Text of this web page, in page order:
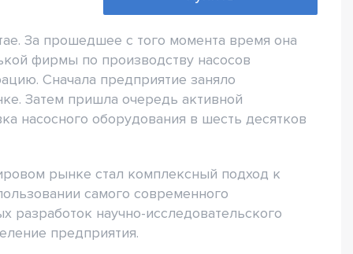
За прошедшее с того момента время она
фирмы по производству насосов
Сначала предприятие заняло
Затем пришла очередь активной
насосного оборудования в шесть десятков
рынке стал комплексный подход к
самого современного
разработок научно-исследовательского
предприятия.